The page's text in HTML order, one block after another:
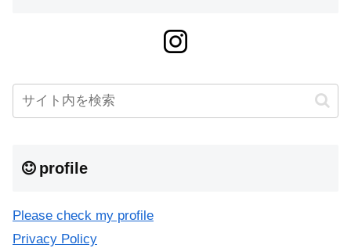
profile
Please check my profile
Privacy Policy